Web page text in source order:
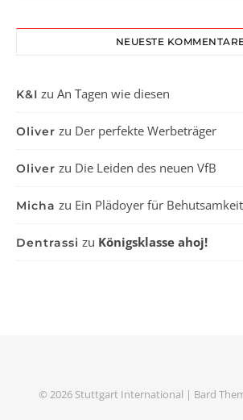
NEUESTE
K&I zu An Tagen wie diesen
Oliver zu Der perfekte Werbeträger
Oliver zu Die Leiden des neuen VfB
Micha zu Ein Plädoyer für Behutsamkeit
Dentrassi zu Königsklasse ahoj!
© 2026 Stuttgart International | Bard